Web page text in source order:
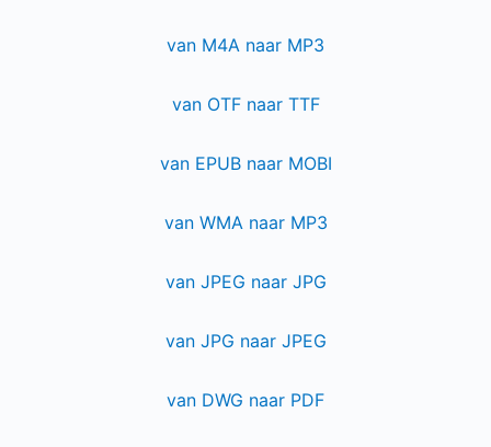
van M4A naar MP3
van OTF naar TTF
van EPUB naar MOBI
van WMA naar MP3
van JPEG naar JPG
van JPG naar JPEG
van DWG naar PDF